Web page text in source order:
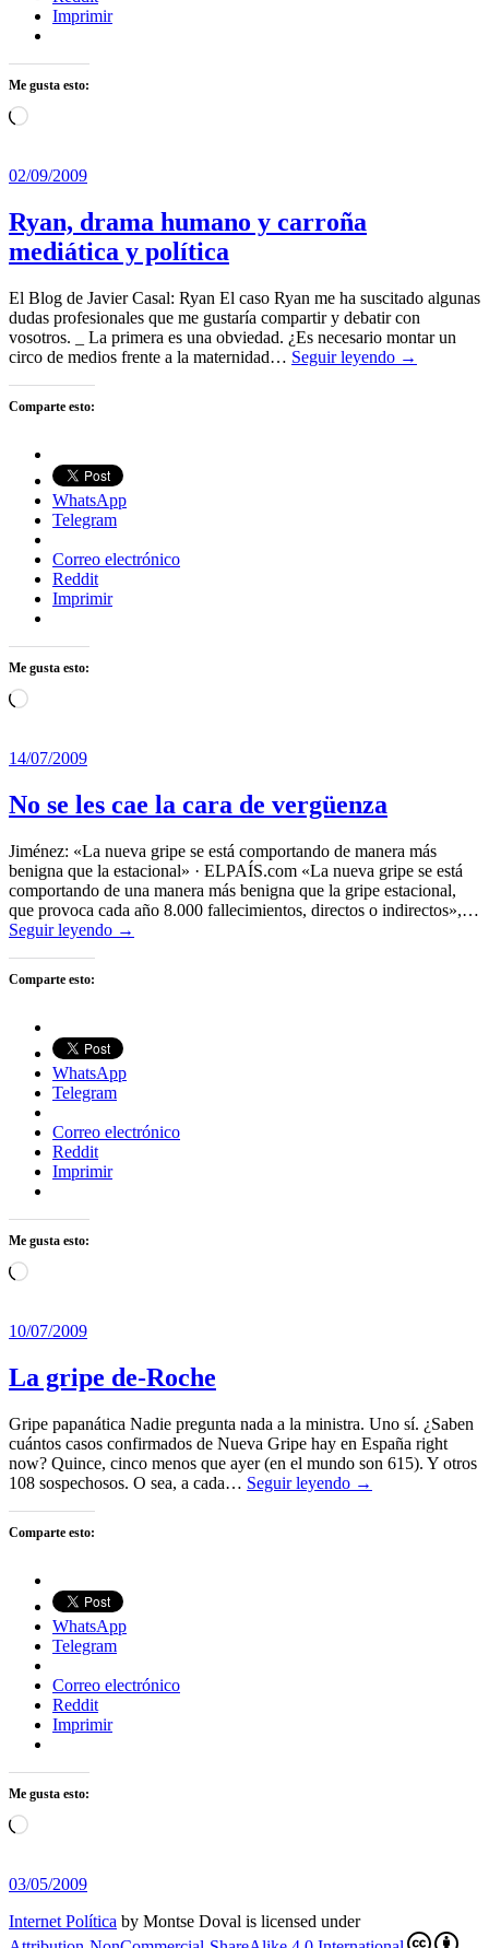
Imprimir
Me gusta esto:
Cargando...
02/09/2009
Ryan, drama humano y carroña
mediática y política
El Blog de Javier Casal: Ryan El caso Ryan me ha suscitado algunas
dudas profesionales que me gustaría compartir y debatir con
vosotros. _ La primera es una obviedad. ¿Es necesario montar un
circo de medios frente a la maternidad… Seguir leyendo →
Comparte esto:
WhatsApp
Telegram
Correo electrónico
Reddit
Imprimir
Me gusta esto:
Cargando...
14/07/2009
No se les cae la cara de vergüenza
Jiménez: «La nueva gripe se está comportando de manera más
benigna que la estacional» · ELPAÍS.com «La nueva gripe se está
comportando de una manera más benigna que la gripe estacional,
que provoca cada año 8.000 fallecimientos, directos o indirectos»,…
Seguir leyendo →
Comparte esto:
WhatsApp
Telegram
Correo electrónico
Reddit
Imprimir
Me gusta esto:
Cargando...
10/07/2009
La gripe de-Roche
Gripe papanática Nadie pregunta nada a la ministra. Uno sí. ¿Saben
cuántos casos confirmados de Nueva Gripe hay en España right
now? Quince, cinco menos que ayer (en el mundo son 615). Y otros
108 sospechosos. O sea, a cada… Seguir leyendo →
Comparte esto:
WhatsApp
Telegram
Correo electrónico
Reddit
Imprimir
Me gusta esto:
Cargando...
03/05/2009
Internet Política by Montse Doval is licensed under